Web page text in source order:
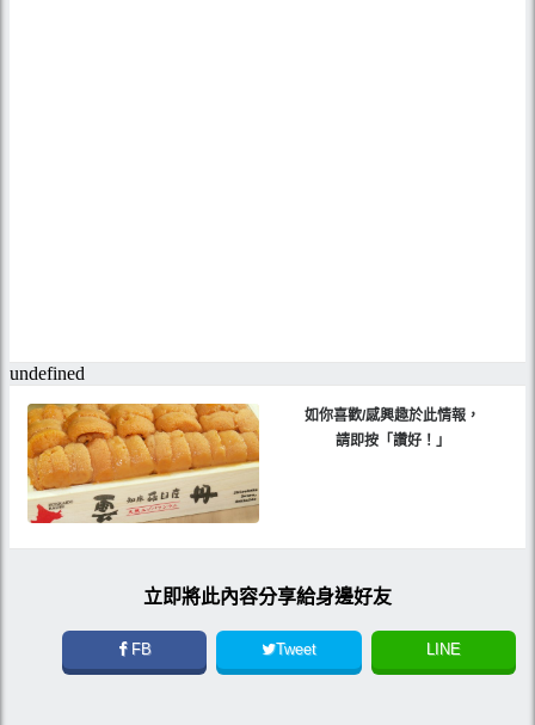
如你喜歡/感興趣於此情報，
請即按「讚好！」
立即將此內容分享給身邊好友
FB Tweet LINE